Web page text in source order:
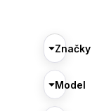
Značky
Model